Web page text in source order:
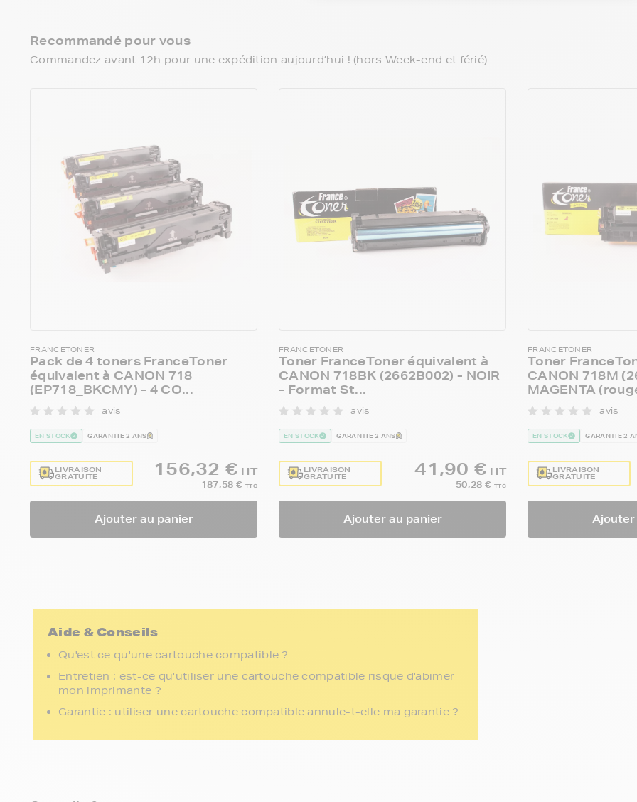
Recommandé pour vous
Commandez avant 12h pour une expédition aujourd’hui ! (hors Week-end et férié)
FRANCETONER
Pack de 4 toners FranceToner
équivalent à CANON 718
(EP718_BKCMY) - 4 CO...
avis
EN STOCK GARANTIE 2 ANS
LIVRAISON
GRATUITE 156,32 € HT
187,58 € TTC
Ajouter au panier
FRANCETONER
Toner FranceToner équivalent à
CANON 718BK (2662B002) - NOIR
- Format St...
avis
EN STOCK GARANTIE 2 ANS
LIVRAISON
GRATUITE 41,90 € HT
50,28 € TTC
Ajouter au panier
FRANCETONER
Toner
CANON 718M
MAGENTA
avis
EN STOCK GARANTIE 2
LIVRAISON
GRATUITE
Ajouter
Aide & Conseils
Qu'est ce qu'une cartouche compatible ?
Entretien : est-ce qu'utiliser une cartouche compatible risque d'abimer
mon imprimante ?
Garantie : utiliser une cartouche compatible annule-t-elle ma garantie ?